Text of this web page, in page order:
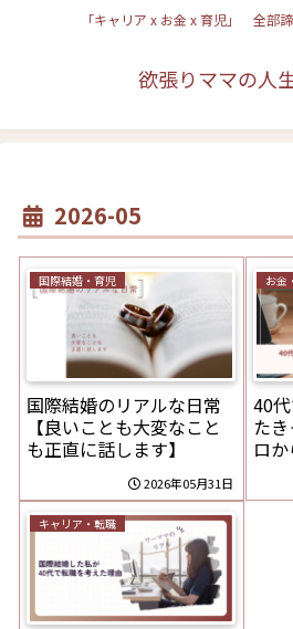
「キャリア x お金 x 育児」 全部
欲張りママの人
2026-05
国際結婚・育児
国際結婚のリアルな日常
【良いことも大変なこと
も正直に話します】
2026年05月31日
お金
40
た
ロか
キャリア・転職